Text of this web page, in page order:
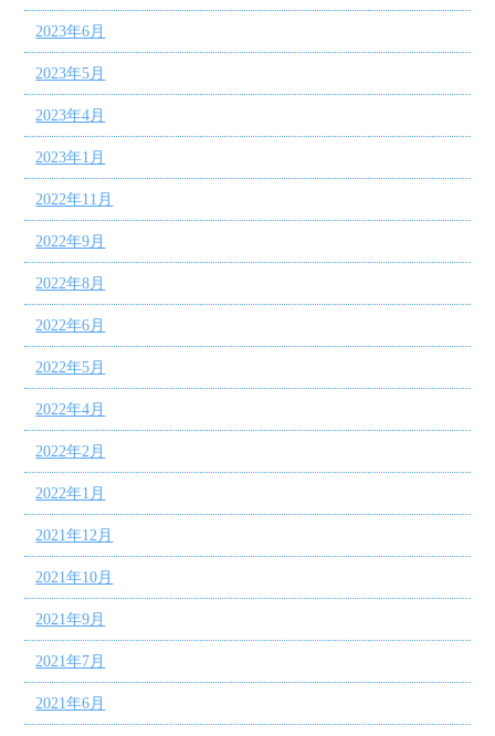
2023年6月
2023年5月
2023年4月
2023年1月
2022年11月
2022年9月
2022年8月
2022年6月
2022年5月
2022年4月
2022年2月
2022年1月
2021年12月
2021年10月
2021年9月
2021年7月
2021年6月